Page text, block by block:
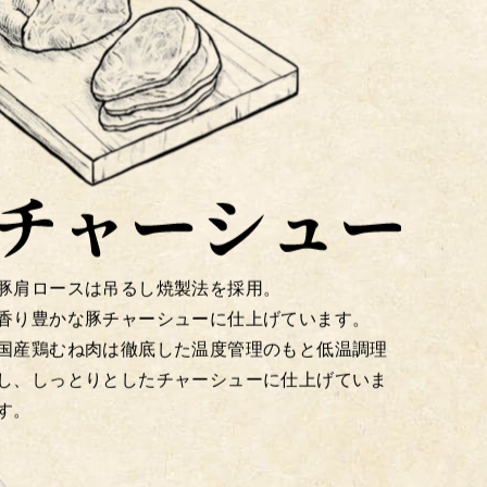
肩ロースは吊るし焼製法を採用。
り豊かな豚チャーシューに仕上げています。
産鶏むね肉は徹底した温度管理のもと低温調理
、しっとりとしたチャーシューに仕上げていま
。